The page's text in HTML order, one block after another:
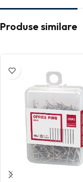
Produse similare